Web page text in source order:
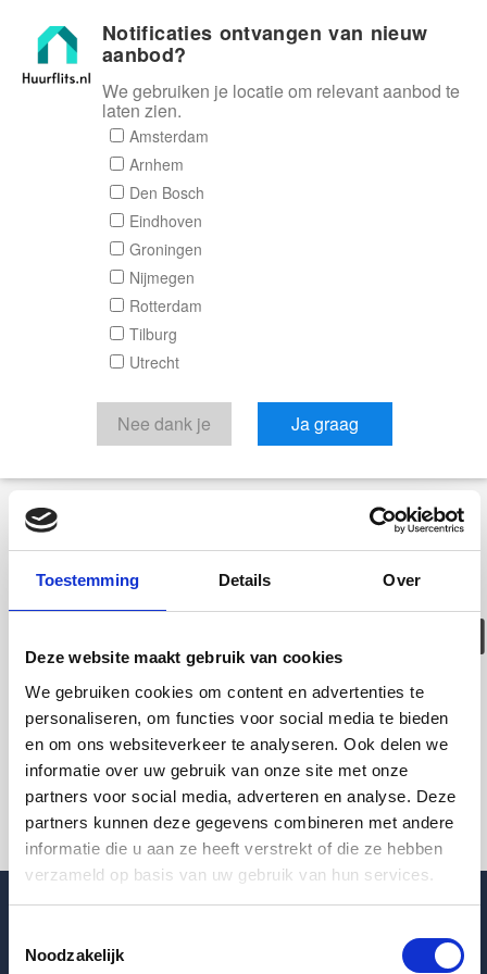
Toestemming Details Over
Deze website maakt gebruik van cookies
We gebruiken cookies om content en advertenties te
personaliseren, om functies voor social media te bieden
en om ons websiteverkeer te analyseren. Ook delen we
informatie over uw gebruik van onze site met onze
partners voor social media, adverteren en analyse. Deze
partners kunnen deze gegevens combineren met andere
informatie die u aan ze heeft verstrekt of die ze hebben
verzameld op basis van uw gebruik van hun services.
Noodzakelijk
Huurflits
Deze woning is
helaas
verhuurd/verwijderd
Pagina niet gevonden
Terug naar woningoverzicht
Blogpost
Notificaties ontvangen van nieuw
aanbod?
We gebruiken je locatie om relevant aanbod te
laten zien.
Amsterdam
Arnhem
Den Bosch
Eindhoven
Groningen
Nijmegen
Rotterdam
Tilburg
Utrecht
Nee dank je Ja graag